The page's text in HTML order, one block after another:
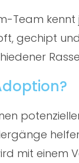
Team
gechipt
mit einem